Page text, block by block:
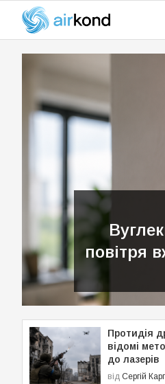
26.07.2026
повітря
Протидія
відомі
до лазерів
від Сергій